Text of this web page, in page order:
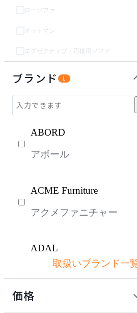
ローソファ
オットマン
エグゼクティブ・応接用ソファ
ブランド 1
ABORD
アボール
ACME Furniture
アクメファニチャー
ADAL
アダル
取扱いブランド一
価格